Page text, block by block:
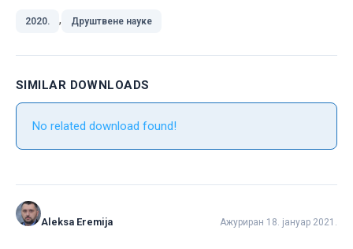
2020. , Друштвене науке
SIMILAR DOWNLOADS
No related download found!
Aleksa Eremija Ажуриран 18. јануар 2021.